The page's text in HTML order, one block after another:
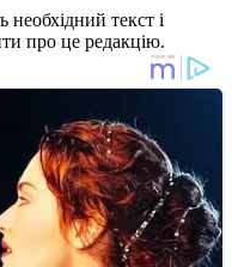
текст і
про це редакцію.